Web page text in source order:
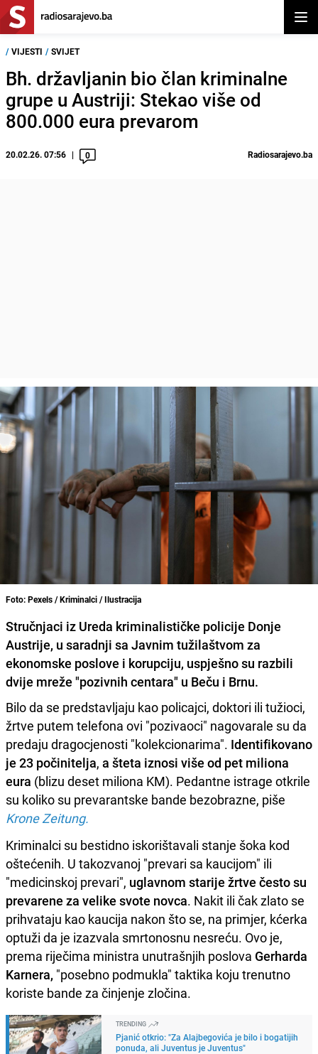
/ VIJESTI / SVIJET
Bh. državljanin bio član kriminalne
grupe u Austriji: Stekao više od
800.000 eura prevarom
20.02.26. 07:56 0 Radiosarajevo.ba
Foto: Pexels / Kriminalci / Ilustracija
Stručnjaci iz Ureda kriminalističke policije Donje
Austrije, u saradnji sa Javnim tužilaštvom za
ekonomske poslove i korupciju, uspješno su razbili
dvije mreže "pozivnih centara" u Beču i Brnu.
Bilo da se predstavljaju kao policajci, doktori ili tužioci,
žrtve putem telefona ovi "pozivaoci" nagovarale su da
predaju dragocjenosti "kolekcionarima". Identifikovano
je 23 počinitelja, a šteta iznosi više od pet miliona
eura (blizu deset miliona KM). Pedantne istrage otkrile
su koliko su prevarantske bande bezobrazne, piše
Krone Zeitung.
Kriminalci su bestidno iskorištavali stanje šoka kod
oštećenih. U takozvanoj "prevari sa kaucijom" ili
"medicinskoj prevari", uglavnom starije žrtve često su
prevarene za velike svote novca. Nakit ili čak zlato se
prihvataju kao kaucija nakon što se, na primjer, kćerka
optuži da je izazvala smrtonosnu nesreću. Ovo je,
prema riječima ministra unutrašnjih poslova Gerharda
Karnera, "posebno podmukla" taktika koju trenutno
koriste bande za činjenje zločina.
TRENDING
Pjanić otkrio: "Za Alajbegovića je bilo i bogatijih
ponuda, ali Juventus je Juventus"